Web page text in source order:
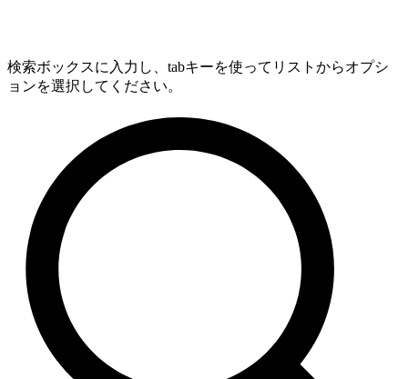
検索ボックスに入力し、tabキーを使ってリストからオプシ
ョンを選択してください。